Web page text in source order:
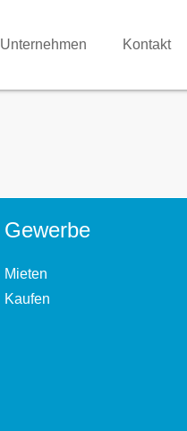
Unternehmen Kontakt
Gewerbe
Mieten
Kaufen